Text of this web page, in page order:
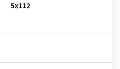
5x112